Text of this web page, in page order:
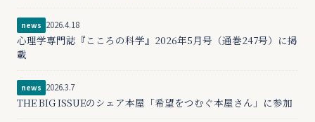
news 2026.4.18
心理学専門誌『こころの科学』2026年5月号（通巻247号）に掲
載
news 2026.3.7
THE BIG ISSUEのシェア本屋「希望をつむぐ本屋さん」に参加